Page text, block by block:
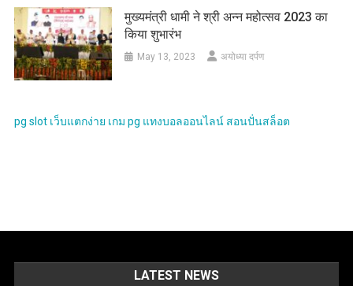
मुख्यमंत्री धामी ने श्री अन्न महोत्सव 2023 का
किया शुभारंभ
May 13, 2023 अयोध्या दर्पण
pg slot เว็บแตกง่าย เกม pg แทงบอลออนไลน์ สอนปั่นสล็อต
LATEST NEWS